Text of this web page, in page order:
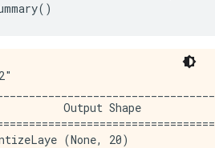
()
Output Shape
(None, 20)